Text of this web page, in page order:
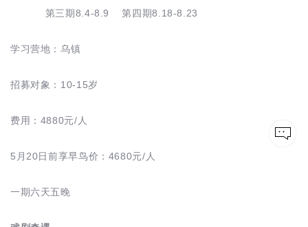
第三期8.4-8.9 第四期8.18-8.23
学习营地：乌镇
招募对象：10-15岁
费用：4880元/人
5月20日前享早鸟价：4680元/人
一期六天五晚